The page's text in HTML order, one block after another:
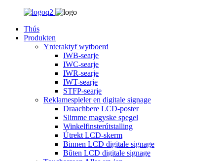
Thús
Produkten
Ynteraktyf wytboerd
IWB-searje
IWC-searje
IWR-searje
IWT-searje
STFP-searje
Reklamespieler en digitale signage
Draachbere LCD-poster
Slimme magyske spegel
Winkelfinsterútstalling
Útrekt LCD-skerm
Binnen LCD digitale signage
Bûten LCD digitale signage